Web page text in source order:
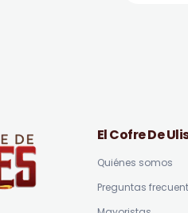
El Cofre De
Quiénes somos
Preguntas